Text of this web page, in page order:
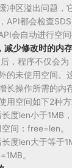
冲区溢出问题，
API都会检查
会自动进行空间
减少修改时的内
，程序不仅会为
的未使用空间。
长操作所需的内
用空间如下2种方
度len小于1MB
间：free=len。
度len大于等于
。